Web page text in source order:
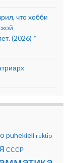
что хобби
(2026) *
puhekieli rektio
СССР